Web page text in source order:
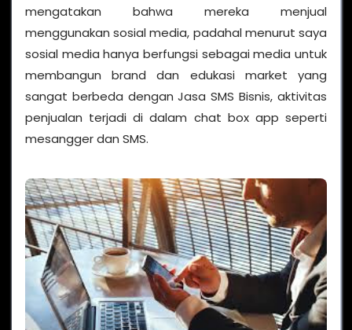
mengatakan bahwa mereka menjual
menggunakan sosial media, padahal menurut saya
sosial media hanya berfungsi sebagai media untuk
membangun brand dan edukasi market yang
sangat berbeda dengan Jasa SMS Bisnis, aktivitas
penjualan terjadi di dalam chat box app seperti
mesangger dan SMS.